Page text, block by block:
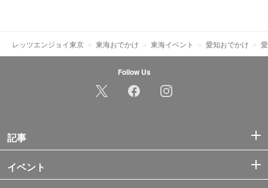
レッツエンジョイ東京 東海おでかけ 東海イベント 愛知おでかけ
Follow Us
記事
イベント